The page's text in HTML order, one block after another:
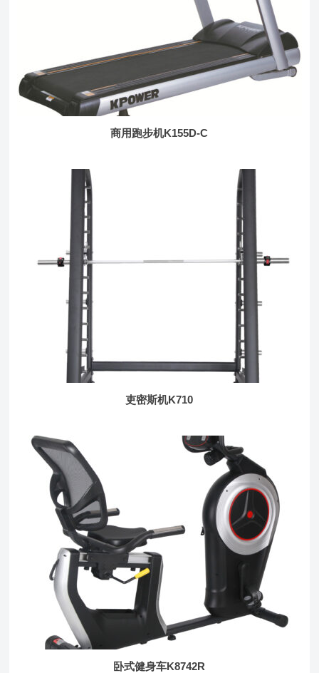
商用跑步机K155D-C
吏密斯机K710
卧式健身车K8742R